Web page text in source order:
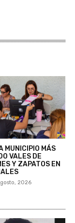
MUNICIPIO MÁS
VALES DE
Y ZAPATOS EN
2026